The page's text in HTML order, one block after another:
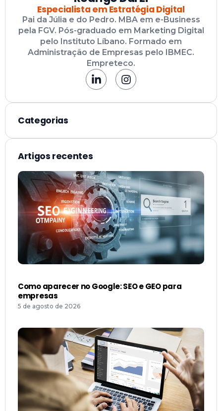
Especialista em Estratégia Digital
Pai da Júlia e do Pedro. MBA em e-Business
pela FGV. Pós-graduado em Marketing Digital
pelo Instituto Líbano. Formado em
Administração de Empresas pelo IBMEC.
Empreteco.
Categorias
Artigos recentes
Como aparecer no Google: SEO e GEO para
empresas
5 de agosto de 2026